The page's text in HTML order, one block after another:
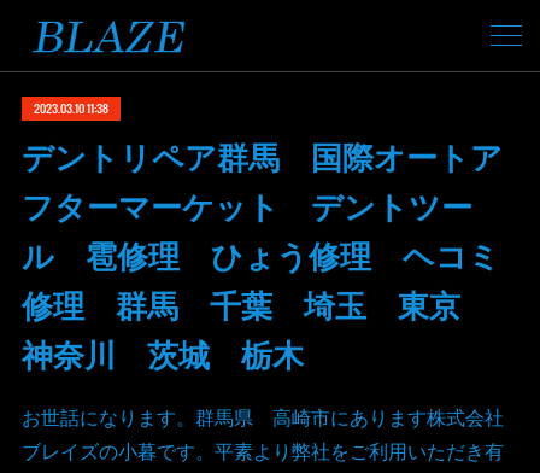
2023.03.10 11:38
デントリペア群馬 国際オートア
フターマーケット デントツー
ル 雹修理 ひょう修理 ヘコミ
修理 群馬 千葉 埼玉 東京
神奈川 茨城 栃木
お世話になります。群馬県 高崎市にあります株式会社
ブレイズの小暮です。平素より弊社をご利用いただき有